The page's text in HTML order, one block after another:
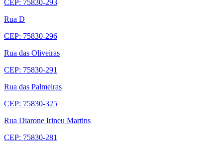
CEP: 75830-293
Rua D
CEP: 75830-296
Rua das Oliveiras
CEP: 75830-291
Rua das Palmeiras
CEP: 75830-325
Rua Diarone Irineu Martins
CEP: 75830-281